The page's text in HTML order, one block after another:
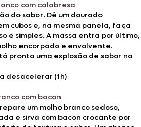
com calabresa
do sabor. Dê um dourado
cubos e, na mesma panela, faça
e simples. A massa entra por último,
encorpado e envolvente.
pronta uma explosão de sabor na
desacelerar (1h)
com bacon
um molho branco sedoso,
e sirva com bacon crocante por